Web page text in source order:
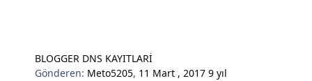
BLOGGER DNS KAYITLARİ
Gönderen: Meto5205, 11 Mart , 20179 yıl